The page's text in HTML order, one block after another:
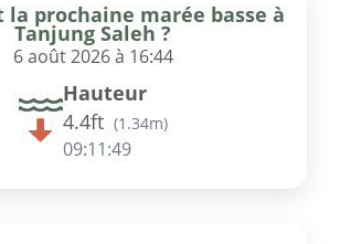
la prochaine marée basse à
Tanjung Saleh ?
6 août 2026 à 16:44
Hauteur
4.4ft (1.34m)
09:11:49